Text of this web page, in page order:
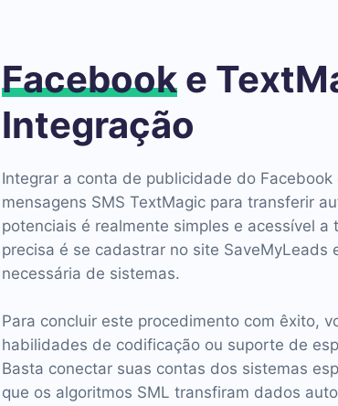
Facebook e
Integração
Integrar a conta de publicidade do Facebook
mensagens SMS TextMagic para transferir
potenciais é realmente simples e acessível a
precisa é se cadastrar no site SaveMyLeads
necessária de sistemas.
Para concluir este procedimento com êxito,
habilidades de codificação ou suporte de
Basta conectar suas contas dos sistemas
que os algoritmos SML transfiram dados